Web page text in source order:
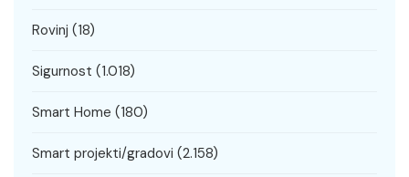
Rovinj (18)
Sigurnost (1.018)
Smart Home (180)
Smart projekti/gradovi (2.158)